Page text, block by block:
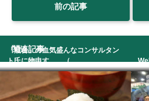
前の記事
関連記事
「競合」の血気盛んなコンサルタン
ト氏に物申す。 （...